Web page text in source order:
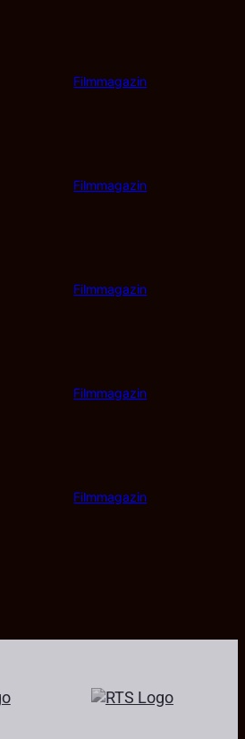
Filmmagazin
Filmmagazin
Filmmagazin
Filmmagazin
Filmmagazin